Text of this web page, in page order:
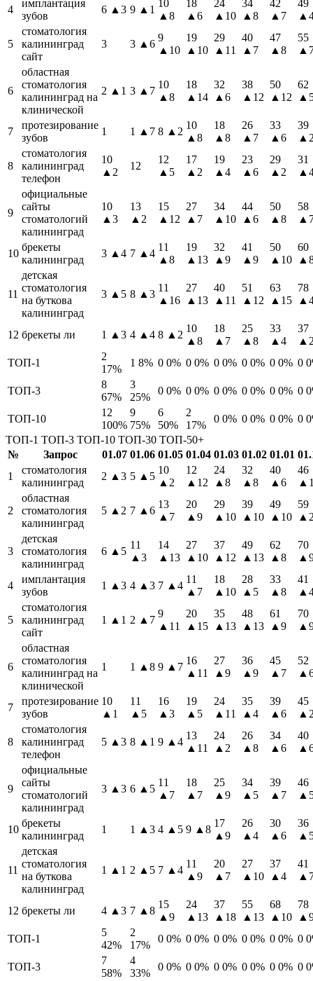
4
имплантация
зубов
6 ▲3 9 ▲1
10
▲8
18
▲6
24
▲10
34
▲8
42
▲7
49
5
стоматология
калининград
сайт
3 3 ▲6
9
▲10
19
▲10
29
▲11
40
▲7
47
▲8
55
6
областная
стоматология
калининград на
клинической
2 ▲1 3 ▲7
10
▲8
18
▲14
32
▲6
38
▲12
50
▲12
62
7
протезирование
зубов
1 1 ▲7 8 ▲2
10
▲8
18
▲8
26
▲7
33
▲6
39
8
стоматология
калининград
телефон
10
▲2
12
12
▲5
17
▲2
19
▲4
23
▲6
29
▲2
31
9
официальные
сайты
стоматологий
калининград
10
▲3
13
▲2
15
▲12
27
▲7
34
▲10
44
▲6
50
▲8
58
10
брекеты
калининград
3 ▲4 7 ▲4
11
▲8
19
▲13
32
▲9
41
▲9
50
▲10
60
11
детская
стоматология
на буткова
калининград
3 ▲5 8 ▲3
11
▲16
27
▲13
40
▲11
51
▲12
63
▲15
78
12 брекеты ли 1 ▲3 4 ▲4 8 ▲2
10
▲8
18
▲7
25
▲8
33
▲4
37
ТОП-1
2
17%
1 8% 0 0% 0 0% 0 0% 0 0% 0 0% 0
ТОП-3
8
67%
3
25%
0 0% 0 0% 0 0% 0 0% 0 0% 0
ТОП-10
12
100%
9
75%
6
50%
2
17%
0 0% 0 0% 0 0% 0
ТОП-1 ТОП-3 ТОП-10 ТОП-30 ТОП-50+
№
Запрос 01.07 01.06 01.05 01.04 01.03 01.02 01.01
1
стоматология
калининград
2 ▲3 5 ▲5
10
▲2
12
▲12
24
▲8
32
▲8
40
▲6
46
2
областная
стоматология
калининград
5 ▲2 7 ▲6
13
▲7
20
▲9
29
▲10
39
▲10
49
▲10
59
3
детская
стоматология
калининград
6 ▲5
11
▲3
14
▲13
27
▲10
37
▲12
49
▲13
62
▲8
70
4
имплантация
зубов
1 ▲3 4 ▲3 7 ▲4
11
▲7
18
▲10
28
▲5
33
▲8
41
5
стоматология
калининград
сайт
1 ▲1 2 ▲7
9
▲11
20
▲15
35
▲13
48
▲13
61
▲9
70
6
областная
стоматология
калининград на
клинической
1 1 ▲8 9 ▲7
16
▲11
27
▲9
36
▲9
45
▲7
52
7
протезирование
зубов
10
▲1
11
▲5
16
▲3
19
▲5
24
▲11
35
▲4
39
▲6
45
8
стоматология
калининград
телефон
5 ▲3 8 ▲1 9 ▲4
13
▲11
24
▲2
26
▲8
34
▲6
40
9
официальные
сайты
стоматологий
калининград
3 ▲3 6 ▲5
11
▲7
18
▲7
25
▲9
34
▲5
39
▲7
46
10
брекеты
калининград
1 1 ▲3 4 ▲5 9 ▲8
17
▲9
26
▲4
30
▲6
36
11
детская
стоматология
на буткова
калининград
1 ▲1 2 ▲5 7 ▲4
11
▲9
20
▲7
27
▲10
37
▲4
41
12 брекеты ли 4 ▲3 7 ▲8
15
▲9
24
▲13
37
▲18
55
▲13
68
▲10
78
ТОП-1
5
42%
2
17%
0 0% 0 0% 0 0% 0 0% 0 0% 0
ТОП-3
7
58%
4
33%
0 0% 0 0% 0 0% 0 0% 0 0% 0